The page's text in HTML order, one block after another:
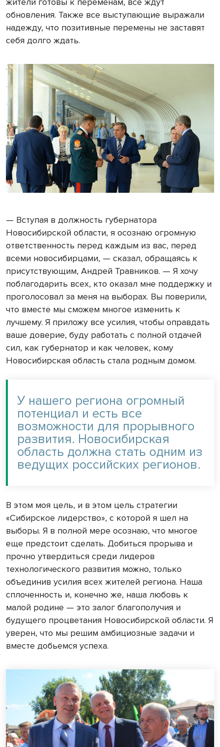
обновления. Также все выступающие выражали
надежду, что позитивные перемены не заставят
себя долго ждать.
— Вступая в должность губернатора
Новосибирской области, я осознаю огромную
ответственность перед каждым из вас, перед
всеми новосибирцами, — сказал, обращаясь к
присутствующим, Андрей Травников. — Я хочу
поблагодарить всех, кто оказал мне поддержку и
проголосовал за меня на выборах. Вы поверили,
что вместе мы сможем многое изменить к
лучшему. Я приложу все усилия, чтобы оправдать
ваше доверие, буду работать с полной отдачей
сил, как губернатор и как человек, кому
Новосибирская область стала родным домом.
У нашего региона огромный
потенциал и есть все
возможности для прорывного
развития. Новосибирская
область должна стать одним из
ведущих российских регионов.
В этом моя цель, и в этом цель стратегии
«Сибирское лидерство», с которой я шел на
выборы. Я в полной мере осознаю, что многое
еще предстоит сделать. Добиться прорыва и
прочно утвердиться среди лидеров
технологического развития можно, только
объединив усилия всех жителей региона. Наша
сплоченность и, конечно же, наша любовь к
малой родине — это залог благополучия и
будущего процветания Новосибирской области. Я
уверен, что мы решим амбициозные задачи и
вместе добьемся успеха.